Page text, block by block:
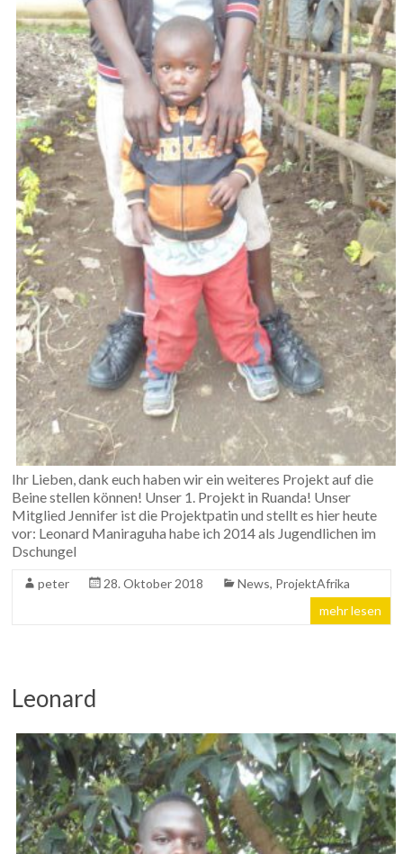
Ihr Lieben, dank euch haben wir ein weiteres Projekt auf die
Beine stellen können! Unser 1. Projekt in Ruanda! Unser
Mitglied Jennifer ist die Projektpatin und stellt es hier heute
vor: Leonard Maniraguha habe ich 2014 als Jugendlichen im
Dschungel
peter 28. Oktober 2018 News, ProjektAfrika
mehr lesen
Leonard